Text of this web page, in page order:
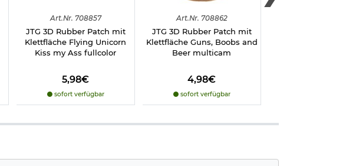
Art.Nr. 708857
JTG 3D Rubber Patch mit
Klettfläche Flying Unicorn
Kiss my Ass fullcolor
5,98€
sofort verfügbar
Art.Nr. 708862
JTG 3D Rubber Patch mit
Klettfläche Guns, Boobs and
Beer multicam
4,98€
sofort verfügbar